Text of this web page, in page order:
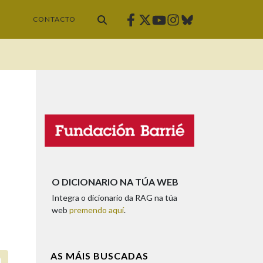
CONTACTO Facebook
Twitter
Youtube
Instagram
Bluesky
O DICIONARIO NA TÚA WEB
Integra o dicionario da RAG na túa
web premendo aquí.
AS MÁIS BUSCADAS